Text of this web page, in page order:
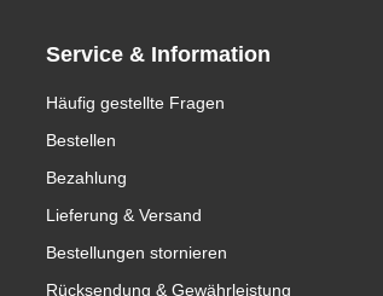
Service & Information
Häufig gestellte Fragen
Bestellen
Bezahlung
Lieferung & Versand
Bestellungen stornieren
Rücksendung & Gewährleistung